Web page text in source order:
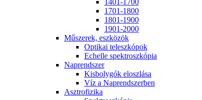
1401-1700
1701-1800
1801-1900
1901-2000
Mű­sze­rek, esz­kö­zök
Op­ti­kai te­lesz­kó­pok
Echel­le spekt­rosz­kó­pia
Nap­rend­szer
Kis­boly­gók el­osz­lá­sa
Víz a Nap­rend­szer­ben
Aszt­ro­fi­zi­ka